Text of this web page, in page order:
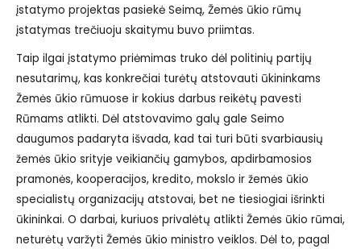
įstatymo projektas pasiekė Seimą, Žemės ūkio rūmų
įstatymas trečiuoju skaitymu buvo priimtas.
Taip ilgai įstatymo priėmimas truko dėl politinių partijų
nesutarimų, kas konkrečiai turėtų atstovauti ūkininkams
Žemės ūkio rūmuose ir kokius darbus reikėtų pavesti
Rūmams atlikti. Dėl atstovavimo galų gale Seimo
daugumos padaryta išvada, kad tai turi būti svarbiausių
žemės ūkio srityje veikiančių gamybos, apdirbamosios
pramonės, kooperacijos, kredito, mokslo ir žemės ūkio
specialistų organizacijų atstovai, bet ne tiesiogiai išrinkti
ūkininkai. O darbai, kuriuos privalėtų atlikti Žemės ūkio rūmai,
neturėtų varžyti Žemės ūkio ministro veiklos. Dėl to, pagal